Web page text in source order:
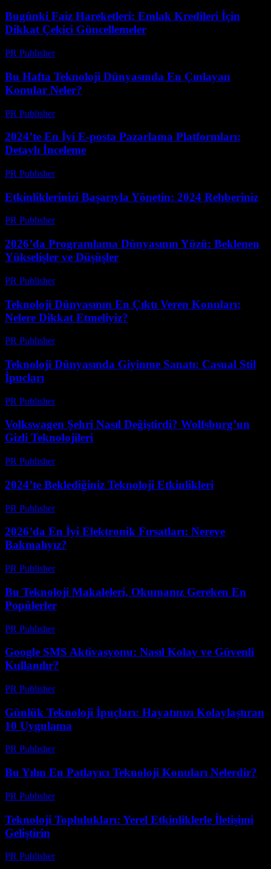
Bugünki Faiz Hareketleri: Emlak Kredileri İçin
Dikkat Çekici Güncellemeler
PR Publisher-
Bu Hafta Teknoloji Dünyasında En Çınlayan
Konular Neler?
PR Publisher-
2024’te En İyi E-posta Pazarlama Platformları:
Detaylı İnceleme
PR Publisher-
Etkinliklerinizi Başarıyla Yönetin: 2024 Rehberiniz
PR Publisher-
2026’da Programlama Dünyasının Yüzü: Beklenen
Yükselişler ve Düşüşler
PR Publisher-
Teknoloji Dünyasının En Çıktı Veren Konuları:
Nelere Dikkat Etmeliyiz?
PR Publisher-
Teknoloji Dünyasında Giyinme Sanatı: Casual Stil
İpucları
PR Publisher-
Volkswagen Şehri Nasıl Değiştirdi? Wolfsburg’un
Gizli Teknolojileri
PR Publisher-
2024’te Beklediğiniz Teknoloji Etkinlikleri
PR Publisher-
2026’da En İyi Elektronik Fırsatları: Nereye
Bakmalıyız?
PR Publisher-
Bu Teknoloji Makaleleri, Okumanız Gereken En
Popülerler
PR Publisher-
Google SMS Aktivasyonu: Nasıl Kolay ve Güvenli
Kullanılır?
PR Publisher-
Günlük Teknoloji İpuçları: Hayatınızı Kolaylaştıran
10 Uygulama
PR Publisher-
Bu Yılın En Patlayıcı Teknoloji Konuları Nelerdir?
PR Publisher-
Teknoloji Toplulukları: Yerel Etkinliklerle İletişimi
Geliştirin
PR Publisher-